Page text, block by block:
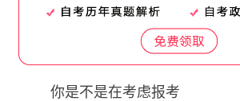
你是不是在考虑报考